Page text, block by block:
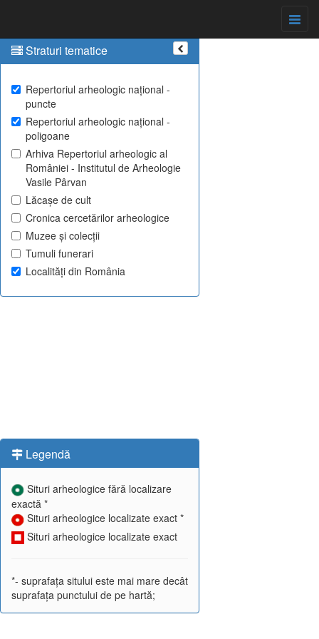
Straturi tematice
Repertoriul arheologic național -
puncte
Repertoriul arheologic național -
poligoane
Arhiva Repertoriul arheologic al
României - Institutul de Arheologie
Vasile Pârvan
Lăcașe de cult
Cronica cercetărilor arheologice
Muzee și colecții
Tumuli funerari
Localități din România
Legendă
Situri arheologice fără localizare
exactă *
Situri arheologice localizate exact *
Situri arheologice localizate exact
*- suprafața sitului este mai mare decât
suprafața punctului de pe hartă;